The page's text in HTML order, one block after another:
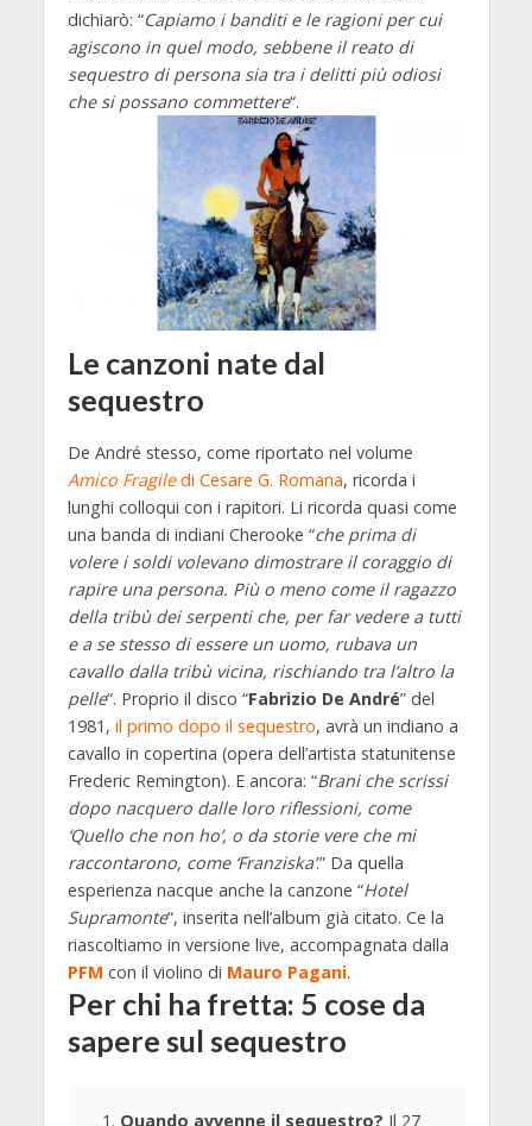
dichiarò: “Capiamo i banditi e le ragioni per cui
agiscono in quel modo, sebbene il reato di
sequestro di persona sia tra i delitti più odiosi
che si possano commettere“.
Le canzoni nate dal
sequestro
De André stesso, come riportato nel volume
Amico Fragiledi Cesare G. Romana, ricorda i
lunghi colloqui con i rapitori. Li ricorda quasi come
una banda di indiani Cherooke “che prima di
volere i soldi volevano dimostrare il coraggio di
rapire una persona. Più o meno come il ragazzo
della tribù dei serpenti che, per far vedere a tutti
e a se stesso di essere un uomo, rubava un
cavallo dalla tribù vicina, rischiando tra l’altro la
pelle“. Proprio il disco “Fabrizio De André” del
1981, il primo dopo il sequestro, avrà un indiano a
cavallo in copertina (opera dell’artista statunitense
Frederic Remington). E ancora: “Brani che scrissi
dopo nacquero dalle loro riflessioni, come
‘Quello che non ho’, o da storie vere che mi
raccontarono, come ‘Franziska’.” Da quella
esperienza nacque anche la canzone “Hotel
Supramonte“, inserita nell’album già citato. Ce la
riascoltiamo in versione live, accompagnata dalla
PFM con il violino di Mauro Pagani.
Per chi ha fretta: 5 cose da
sapere sul sequestro
Quando avvenne il sequestro? Il 27